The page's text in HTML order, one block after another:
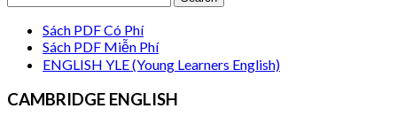
Sách PDF Có Phí
Sách PDF Miễn Phí
ENGLISH YLE (Young Learners English)
CAMBRIDGE ENGLISH